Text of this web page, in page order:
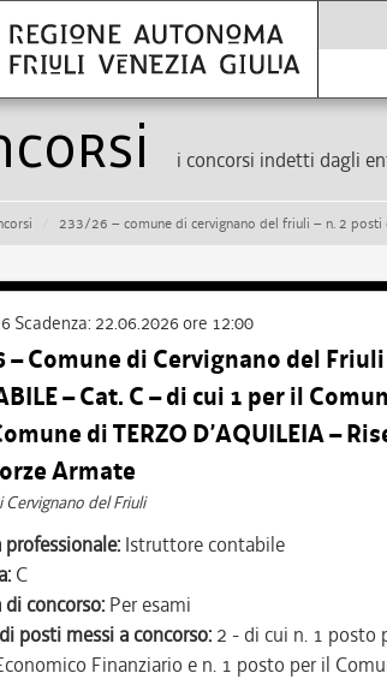
i concorsi indetti dagli
233/26 – comune di cervignano del friuli – n. 2 posti di istruttore contabile – cat. c – di cui 1 per
Scadenza: 22.06.2026 ore 12:00
– Comune di Cervignano del Friuli
– Cat. C – di cui 1 per il
di TERZO D’AQUILEIA –
Armate
Cervignano del Friuli
Istruttore contabile
C
concorso: Per esami
posti messi a concorso: 2 - di cui n. 1 posto
Finanziario e n. 1 posto per il